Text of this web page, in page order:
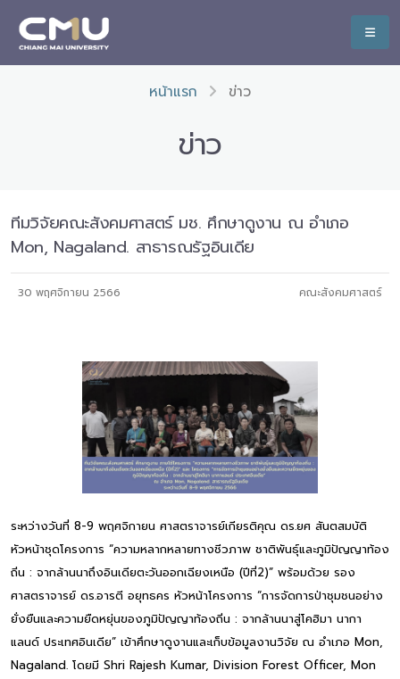
หน้าแรก ข่าว
ข่าว
ทีมวิจัยคณะสังคมศาสตร์ มช. ศึกษาดูงาน ณ อำเภอ
Mon, Nagaland. สาธารณรัฐอินเดีย
30 พฤศจิกายน 2566 คณะสังคมศาสตร์
ระหว่างวันที่ 8-9 พฤศจิกายน ศาสตราจารย์เกียรติคุณ ดร.ยศ สันตสมบัติ
หัวหน้าชุดโครงการ “ความหลากหลายทางชีวภาพ ชาติพันธุ์และภูมิปัญญาท้อง
ถิ่น : จากล้านนาถึงอินเดียตะวันออกเฉียงเหนือ (ปีที่2)” พร้อมด้วย รอง
ศาสตราจารย์ ดร.อารตี อยุทธคร หัวหน้าโครงการ “การจัดการป่าชุมชนอย่าง
ยั่งยืนและความยืดหยุ่นของภูมิปัญญาท้องถิ่น : จากล้านนาสู่โคฮิมา นากา
แลนด์ ประเทศอินเดีย” เข้าศึกษาดูงานและเก็บข้อมูลงานวิจัย ณ อำเภอ Mon,
Nagaland. โดยมี Shri Rajesh Kumar, Division Forest Officer, Mon